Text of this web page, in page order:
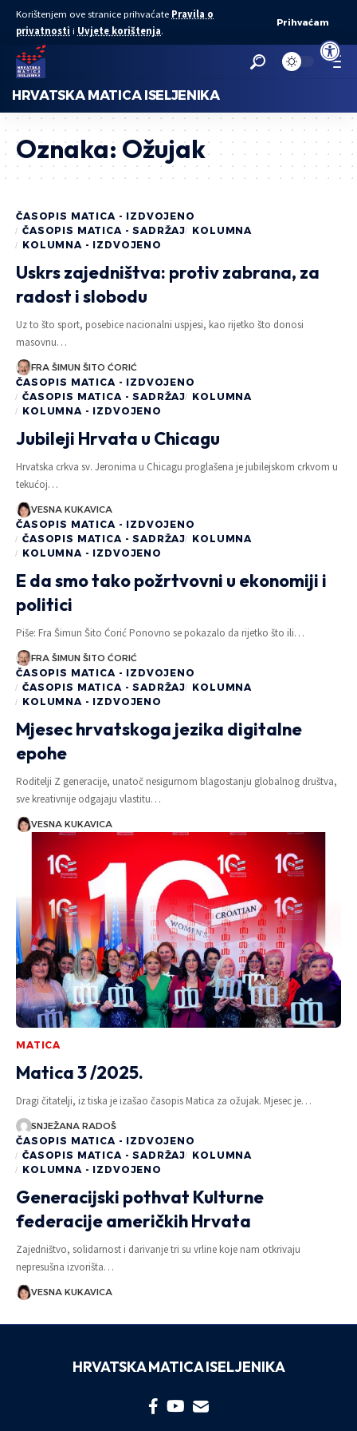
Open
Korištenjem ove stranice prihvaćate Pravila o
privatnosti i Uvjete korištenja.
Prihvaćam
HRVATSKA MATICA ISELJENIKA
Oznaka: Ožujak
ČASOPIS MATICA - IZDVOJENO
ČASOPIS MATICA - SADRŽAJ KOLUMNA
KOLUMNA - IZDVOJENO
Uskrs zajedništva: protiv zabrana, za
radost i slobodu
Uz to što sport, posebice nacionalni uspjesi, kao rijetko što donosi
masovnu…
FRA ŠIMUN ŠITO ĆORIĆ
ČASOPIS MATICA - IZDVOJENO
ČASOPIS MATICA - SADRŽAJ KOLUMNA
KOLUMNA - IZDVOJENO
Jubileji Hrvata u Chicagu
Hrvatska crkva sv. Jeronima u Chicagu proglašena je jubilejskom crkvom u
tekućoj…
VESNA KUKAVICA
ČASOPIS MATICA - IZDVOJENO
ČASOPIS MATICA - SADRŽAJ KOLUMNA
KOLUMNA - IZDVOJENO
E da smo tako požrtvovni u ekonomiji i
politici
Piše: Fra Šimun Šito Ćorić Ponovno se pokazalo da rijetko što ili…
FRA ŠIMUN ŠITO ĆORIĆ
ČASOPIS MATICA - IZDVOJENO
ČASOPIS MATICA - SADRŽAJ KOLUMNA
KOLUMNA - IZDVOJENO
Mjesec hrvatskoga jezika digitalne
epohe
Roditelji Z generacije, unatoč nesigurnom blagostanju globalnog društva,
sve kreativnije odgajaju vlastitu…
VESNA KUKAVICA
MATICA
Matica 3 /2025.
Dragi čitatelji, iz tiska je izašao časopis Matica za ožujak. Mjesec je…
SNJEŽANA RADOŠ
ČASOPIS MATICA - IZDVOJENO
ČASOPIS MATICA - SADRŽAJ KOLUMNA
KOLUMNA - IZDVOJENO
Generacijski pothvat Kulturne
federacije američkih Hrvata
Zajedništvo, solidarnost i darivanje tri su vrline koje nam otkrivaju
nepresušna izvorišta…
VESNA KUKAVICA
HRVATSKA MATICA ISELJENIKA